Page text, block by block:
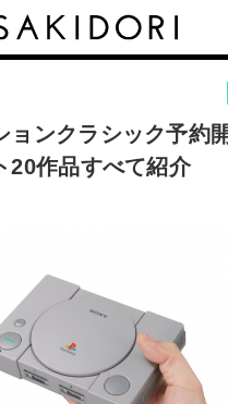
ョンクラシック予約
20作品すべて紹介